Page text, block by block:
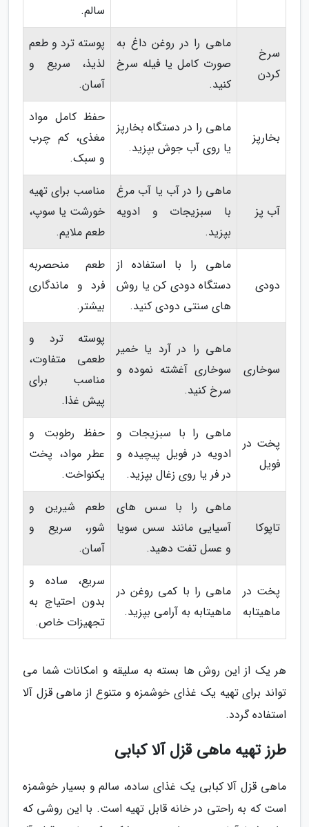
سالم.
سرخ
کردن
ماهی را در روغن داغ به
صورت کامل یا فیله سرخ
کنید.
پوسته ترد و طعم
لذیذ، سریع و
آسان.
بخارپز
ماهی را در دستگاه بخارپز
یا روی آب جوش بپزید.
حفظ کامل مواد
مغذی، کم چرب
و سبک.
آب پز
ماهی را در آب یا آب مرغ
با سبزیجات و ادویه
بپزید.
مناسب برای تهیه
خورشت یا سوپ،
طعم ملایم.
دودی
ماهی را با استفاده از
دستگاه دودی کن یا روش
های سنتی دودی کنید.
طعم منحصربه
فرد و ماندگاری
بیشتر.
سوخاری
ماهی را در آرد یا خمیر
سوخاری آغشته نموده و
سرخ کنید.
پوسته ترد و
طعمی متفاوت،
مناسب برای
پیش غذا.
پخت در
فویل
ماهی را با سبزیجات و
ادویه در فویل پیچیده و
در فر یا روی زغال بپزید.
حفظ رطوبت و
عطر مواد، پخت
یکنواخت.
تاپوکا
ماهی را با سس های
آسیایی مانند سس سویا
و عسل تفت دهید.
طعم شیرین و
شور، سریع و
آسان.
پخت در
ماهیتابه
ماهی را با کمی روغن در
ماهیتابه به آرامی بپزید.
سریع، ساده و
بدون احتیاج به
تجهیزات خاص.
هر یک از این روش ها بسته به سلیقه و امکانات شما می
تواند برای تهیه یک غذای خوشمزه و متنوع از ماهی قزل آلا
استفاده گردد.
طرز تهیه ماهی قزل آلا کبابی
ماهی قزل آلا کبابی یک غذای ساده، سالم و بسیار خوشمزه
است که به راحتی در خانه قابل تهیه است. با این روشی که